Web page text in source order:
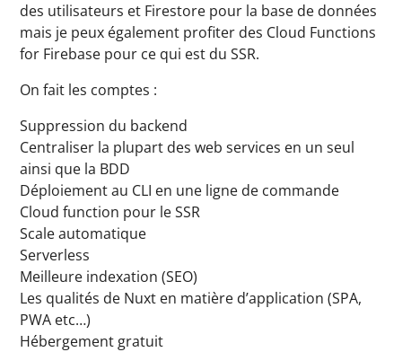
des utilisateurs et Firestore pour la base de données
mais je peux également profiter des Cloud Functions
for Firebase pour ce qui est du SSR.
On fait les comptes :
Suppression du backend
Centraliser la plupart des web services en un seul
ainsi que la BDD
Déploiement au CLI en une ligne de commande
Cloud function pour le SSR
Scale automatique
Serverless
Meilleure indexation (SEO)
Les qualités de Nuxt en matière d’application (SPA,
PWA etc…)
Hébergement gratuit